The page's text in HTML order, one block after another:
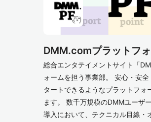
DMM.comプラットフ
総合エンタテイメントサイト「
ォームを担う事業部。 安心・安
タートできるようなプラットフォ
ます。 数千万規模のDMMユーザ
導入において、テクニカル目線・